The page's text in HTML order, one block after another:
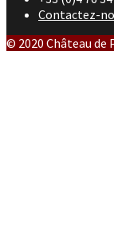
Contactez-
© 2020 Château de